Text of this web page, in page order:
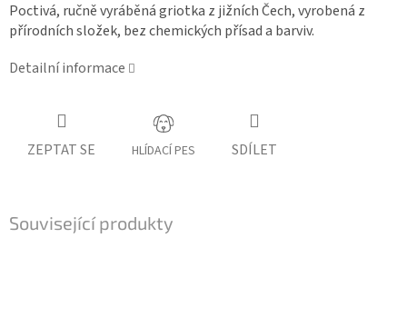
Poctivá, ručně vyráběná griotka z jižních Čech, vyrobená z
přírodních složek, bez chemických přísad a barviv.
Detailní informace
ZEPTAT SE HLÍDACÍ PES SDÍLET
Související produkty